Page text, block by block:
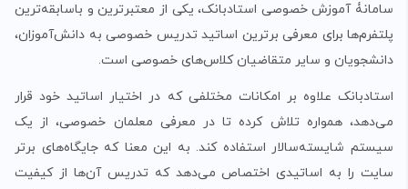
سامانۀ آموزش خصوصی استادبانک، یکی از معتبرترین و باسابقه‌ترین
پلتفرم‌ها برای معرفی برترین اساتید تدریس خصوصی به دانش‌آموزان،
دانشجویان و سایر متقاضیان کلاس‌های خصوصی است.
استادبانک علاوه بر امکانات مختلفی که در اختیار اساتید خود قرار
می‌دهد، همواره تلاش کرده تا در معرفی معلمان خصوصی، از یک
سیستم شایسته‌سالار استفاده کند. به این معنا که جایگاه‌های برتر
سایت را به اساتیدی اختصاص می‌دهد که تدریس آن‌ها از کیفیت